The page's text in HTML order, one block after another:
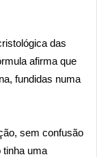
das
afirma que
fundidas numa
sem confusão
tinha uma